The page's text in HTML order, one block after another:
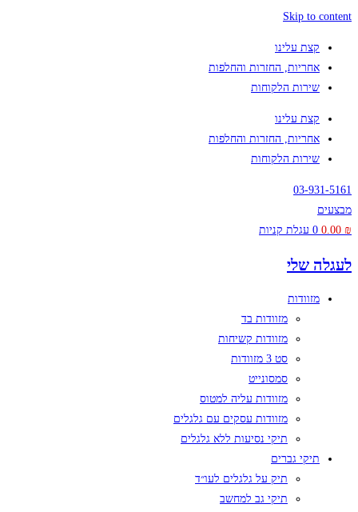
Skip to content
קצת עלינו
אחריות, החזרות והחלפות
שירות הלקוחות
קצת עלינו
אחריות, החזרות והחלפות
שירות הלקוחות
03-931-5161
מבצעים
0.00 ₪
0 עגלת קניות
לעגלה שלי
מזוודות
מזוודות בד
מזוודות קשיחות
סט 3 מזוודות
סמסונייט
מזוודות עליה למטוס
מזוודות עסקים עם גלגלים
תיקי נסיעות ללא גלגלים
תיקי גברים
תיק על גלגלים לעו״ד
תיקי גב למחשב